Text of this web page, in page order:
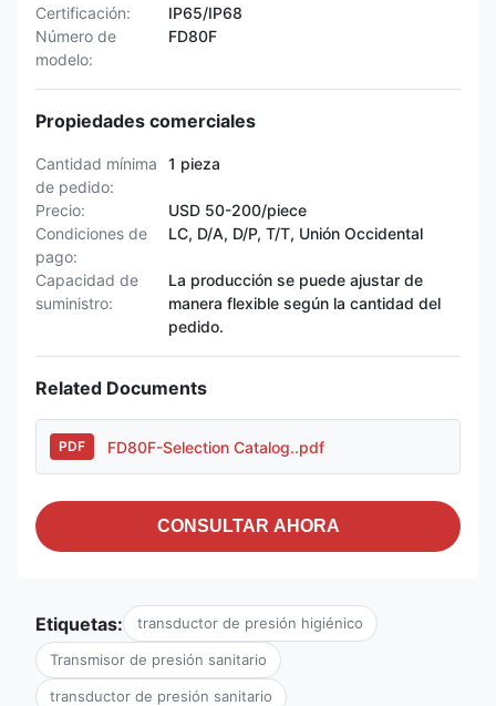
Certificación:
IP65/IP68
Número de
modelo:
FD80F
Propiedades comerciales
Cantidad mínima
de pedido:
1 pieza
Precio:
USD 50-200/piece
Condiciones de
pago:
LC, D/A, D/P, T/T, Unión Occidental
Capacidad de
suministro:
La producción se puede ajustar de
manera flexible según la cantidad del
pedido.
Related Documents
PDF FD80F-Selection Catalog..pdf
CONSULTAR AHORA
Etiquetas: transductor de presión higiénico
Transmisor de presión sanitario
transductor de presión sanitario